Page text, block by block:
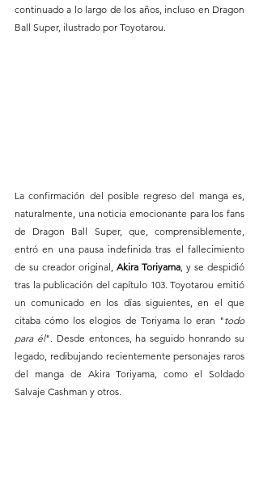
continuado a lo largo de los años, incluso en Dragon
Ball Super, ilustrado por Toyotarou.
La confirmación del posible regreso del manga es,
naturalmente, una noticia emocionante para los fans
de Dragon Ball Super, que, comprensiblemente,
entró en una pausa indefinida tras el fallecimiento
de su creador original, Akira Toriyama , y se despidió
tras la publicación del capítulo 103. Toyotarou emitió
un comunicado en los días siguientes, en el que
citaba cómo los elogios de Toriyama lo eran "todo
para él". Desde entonces, ha seguido honrando su
legado, redibujando recientemente personajes raros
del manga de Akira Toriyama, como el Soldado
Salvaje Cashman y otros.